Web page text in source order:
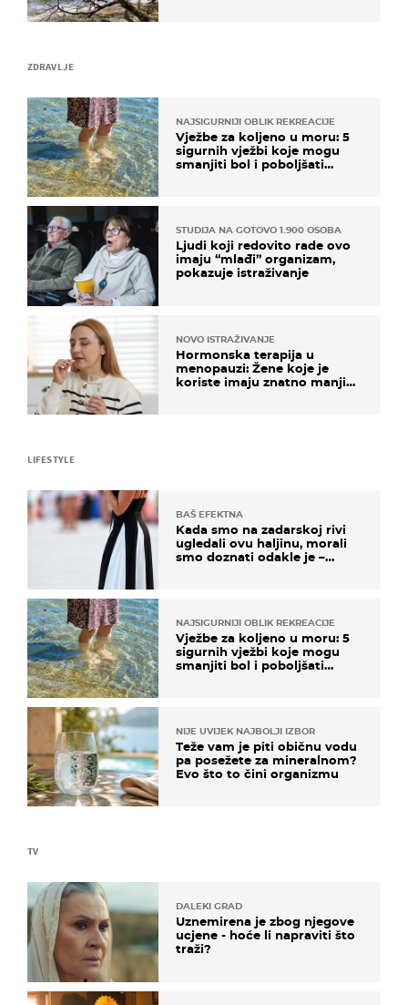
ZDRAVLJE
NAJSIGURNIJI OBLIK REKREACIJE
Vježbe za koljeno u moru: 5
sigurnih vježbi koje mogu
smanjiti bol i poboljšati
STUDIJA NA GOTOVO 1.900 OSOBA
Ljudi koji redovito rade ovo
imaju “mlađi” organizam,
pokazuje istraživanje
NOVO ISTRAŽIVANJE
Hormonska terapija u
menopauzi: Žene koje je
koriste imaju znatno manji
TV
DALEKI GRAD
Uznemirena je zbog njegove
ucjene - hoće li napraviti što
traži?
LIFESTYLE
BAŠ EFEKTNA
Kada smo na zadarskoj rivi
ugledali ovu haljinu, morali
smo doznati odakle je –
NAJSIGURNIJI OBLIK REKREACIJE
Vježbe za koljeno u moru: 5
sigurnih vježbi koje mogu
smanjiti bol i poboljšati
NIJE UVIJEK NAJBOLJI IZBOR
Teže vam je piti običnu vodu
pa posežete za mineralnom?
Evo što to čini organizmu